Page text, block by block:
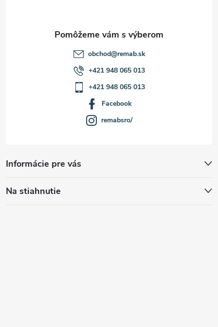
Informácie pre vás
Na stiahnutie
obchod@remab.sk
+421 948 065 013
+421 948 065 013
Facebook
remabsro/